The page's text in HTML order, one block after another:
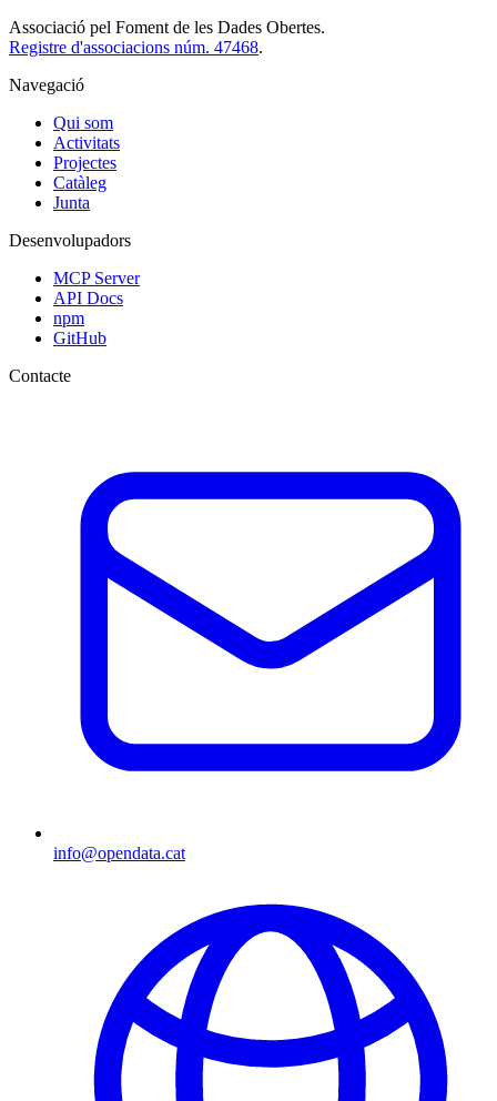
Associació pel Foment de les Dades Obertes.
Registre d'associacions núm. 47468.
Navegació
Qui som
Activitats
Projectes
Catàleg
Junta
Desenvolupadors
MCP Server
API Docs
npm
GitHub
Contacte
info@opendata.cat